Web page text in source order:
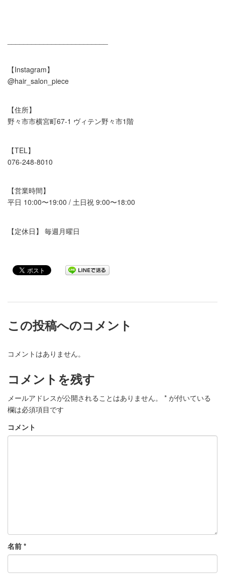
【Instagram】
@hair_salon_piece
【住所】
野々市市横宮町67-1 ヴィテン野々市1階
【TEL】
076-248-8010
【営業時間】
平日 10:00〜19:00 / 土日祝 9:00〜18:00
【定休日】 毎週月曜日
この投稿へのコメント
コメントはありません。
コメントを残す
メールアドレスが公開されることはありません。 * が付いている
欄は必須項目です
コメント
名前 *